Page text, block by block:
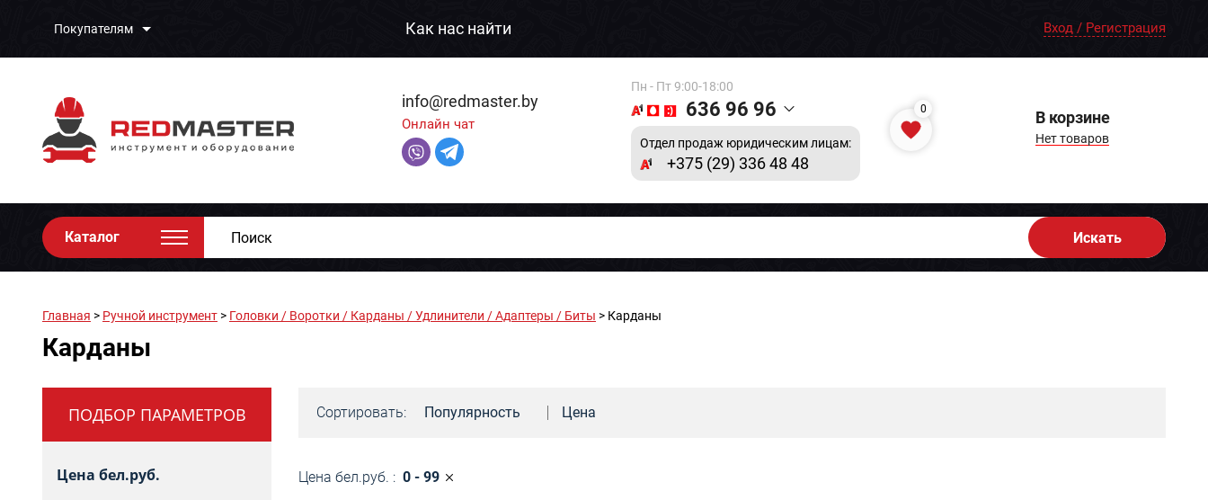
Покупателям Как нас найти Вход / Регистрация
info@redmaster.by
Онлайн чат
Пн - Пт 9:00-18:00
636 96 96
Отдел продаж юридическим лицам:
+375 (29) 336 48 48
0 В корзине
Нет товаров
Каталог Искать
Главная > Ручной инструмент > Головки / Воротки / Карданы / Удлинители / Адаптеры / Биты > Карданы
Карданы
ПОДБОР ПАРАМЕТРОВ
Цена бел.руб.
Сортировать: Популярность Цена
Цена бел.руб. : 0 - 99